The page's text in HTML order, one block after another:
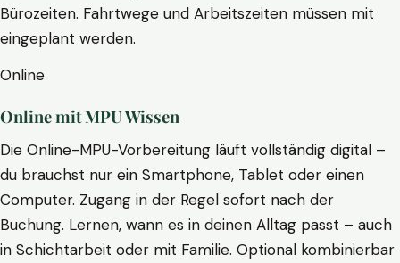
Bürozeiten. Fahrtwege und Arbeitszeiten müssen mit
eingeplant werden.
Online
Online mit MPU Wissen
Die Online-MPU-Vorbereitung läuft vollständig digital –
du brauchst nur ein Smartphone, Tablet oder einen
Computer. Zugang in der Regel sofort nach der
Buchung. Lernen, wann es in deinen Alltag passt – auch
in Schichtarbeit oder mit Familie. Optional kombinierbar